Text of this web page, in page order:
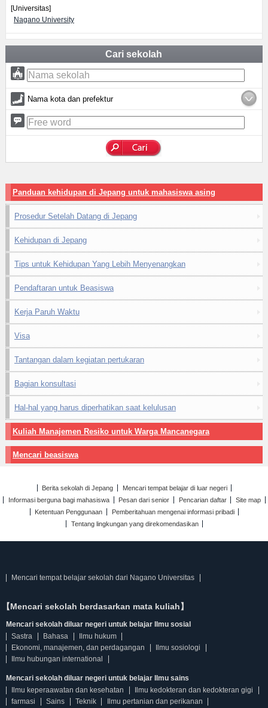
[Universitas]
Nagano University
Cari sekolah
Nama kota dan prefektur
Panduan kehidupan di Jepang untuk mahasiswa asing
Prosedur Setelah Datang di Jepang
Kehidupan di Jepang
Tips untuk Kehidupan Yang Lebih Menyenangkan
Pendaftaran untuk Beasiswa
Kerja Paruh Waktu
Visa
Tantangan dalam kegiatan pertukaran
Bagian konsultasi
Hal-hal yang harus diperhatikan saat kelulusan
Kuliah Manajemen Resiko untuk Warga Mancanegara
Mencari beasiswa
Berita sekolah di Jepang
Mencari tempat belajar di luar negeri
Informasi berguna bagi mahasiswa
Pesan dari senior Pencarian daftar
Site map
Ketentuan Penggunaan
Pemberitahuan mengenai informasi pribadi
Tentang lingkungan yang direkomendasikan
Mencari tempat belajar sekolah dari Nagano Universitas
【Mencari sekolah berdasarkan mata kuliah】
Mencari sekolah diluar negeri untuk belajar Ilmu sosial
Sastra
Bahasa
Ilmu hukum
Ekonomi, manajemen, dan perdagangan
Ilmu sosiologi
Ilmu hubungan international
Mencari sekolah diluar negeri untuk belajar Ilmu sains
Ilmu keperaawatan dan kesehatan
Ilmu kedokteran dan kedokteran gigi
farmasi
Sains Teknik Ilmu pertanian dan perikanan